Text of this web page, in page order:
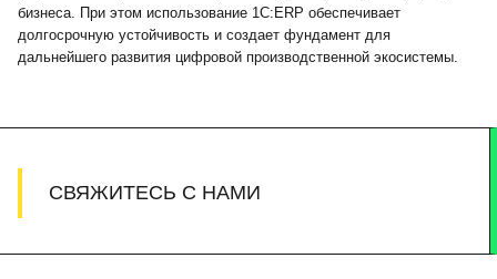
бизнеса. При этом использование 1С:ERP обеспечивает
долгосрочную устойчивость и создает фундамент для
дальнейшего развития цифровой производственной экосистемы.
СВЯЖИТЕСЬ С НАМИ